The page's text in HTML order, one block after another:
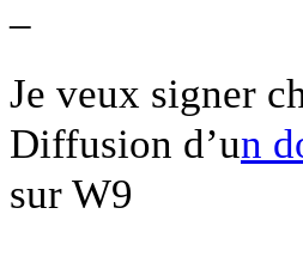
–
Je veux signer
Diffusion d’un
sur W9